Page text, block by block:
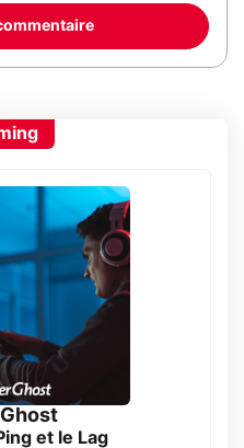
et le Lag